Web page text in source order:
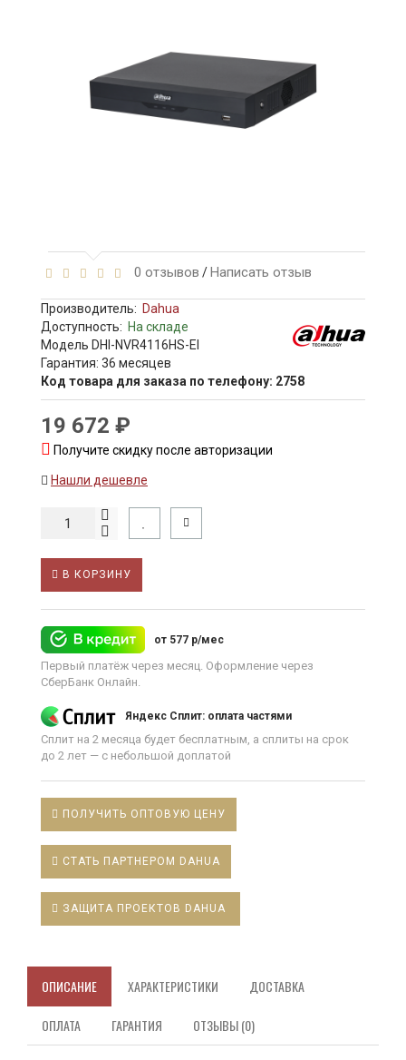
0 отзывов /Написать отзыв
Производитель: Dahua
Доступность: На складе
Модель DHI-NVR4116HS-EI
Гарантия: 36 месяцев
Код товара для заказа по телефону: 2758
19 672 ₽
Получите скидку после авторизации
Нашли дешевле
В КОРЗИНУ
от 577 р/мес
Первый платёж через месяц. Оформление через
СберБанк Онлайн.
Яндекс Сплит: оплата частями
Сплит на 2 месяца будет бесплатным, а сплиты на срок
до 2 лет — с небольшой доплатой
ПОЛУЧИТЬ ОПТОВУЮ ЦЕНУ
СТАТЬ ПАРТНЕРОМ DAHUA
ЗАЩИТА ПРОЕКТОВ DAHUA
ОПИСАНИЕ ХАРАКТЕРИСТИКИ ДОСТАВКА
ОПЛАТА ГАРАНТИЯ ОТЗЫВЫ (0)